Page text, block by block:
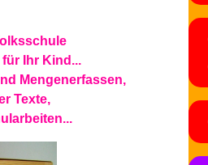
Ihr Kind...
Mengenerfassen,
Texte,